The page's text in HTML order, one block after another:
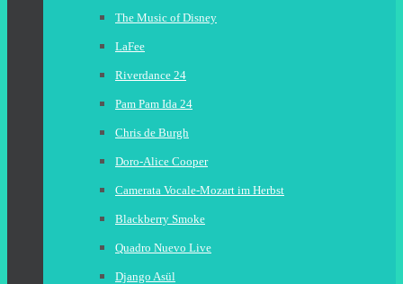
The Music of Disney
LaFee
Riverdance 24
Pam Pam Ida 24
Chris de Burgh
Doro-Alice Cooper
Camerata Vocale-Mozart im Herbst
Blackberry Smoke
Quadro Nuevo Live
Django Asül